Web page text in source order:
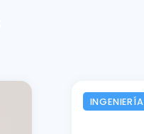
INGENIERÍA